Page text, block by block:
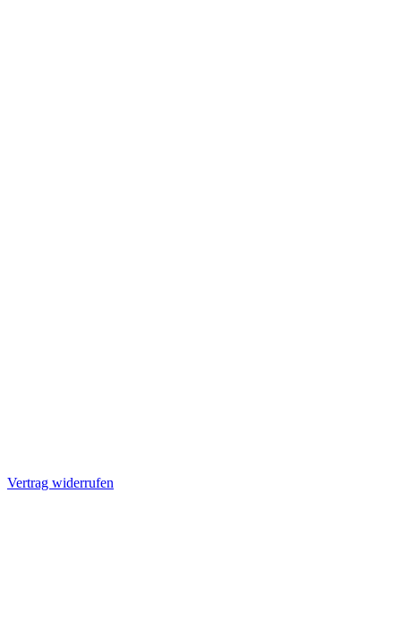
Vertrag widerrufen